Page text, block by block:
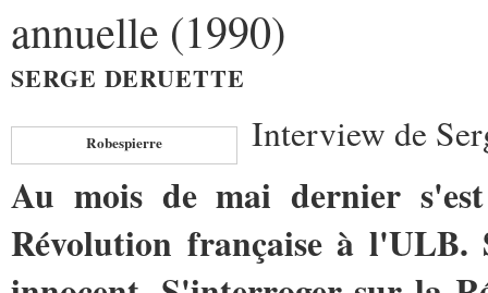
annuelle (1990)
SERGE DERUETTE
Robespierre Interview de
Au mois de mai dernier
Révolution française à l'ULB.